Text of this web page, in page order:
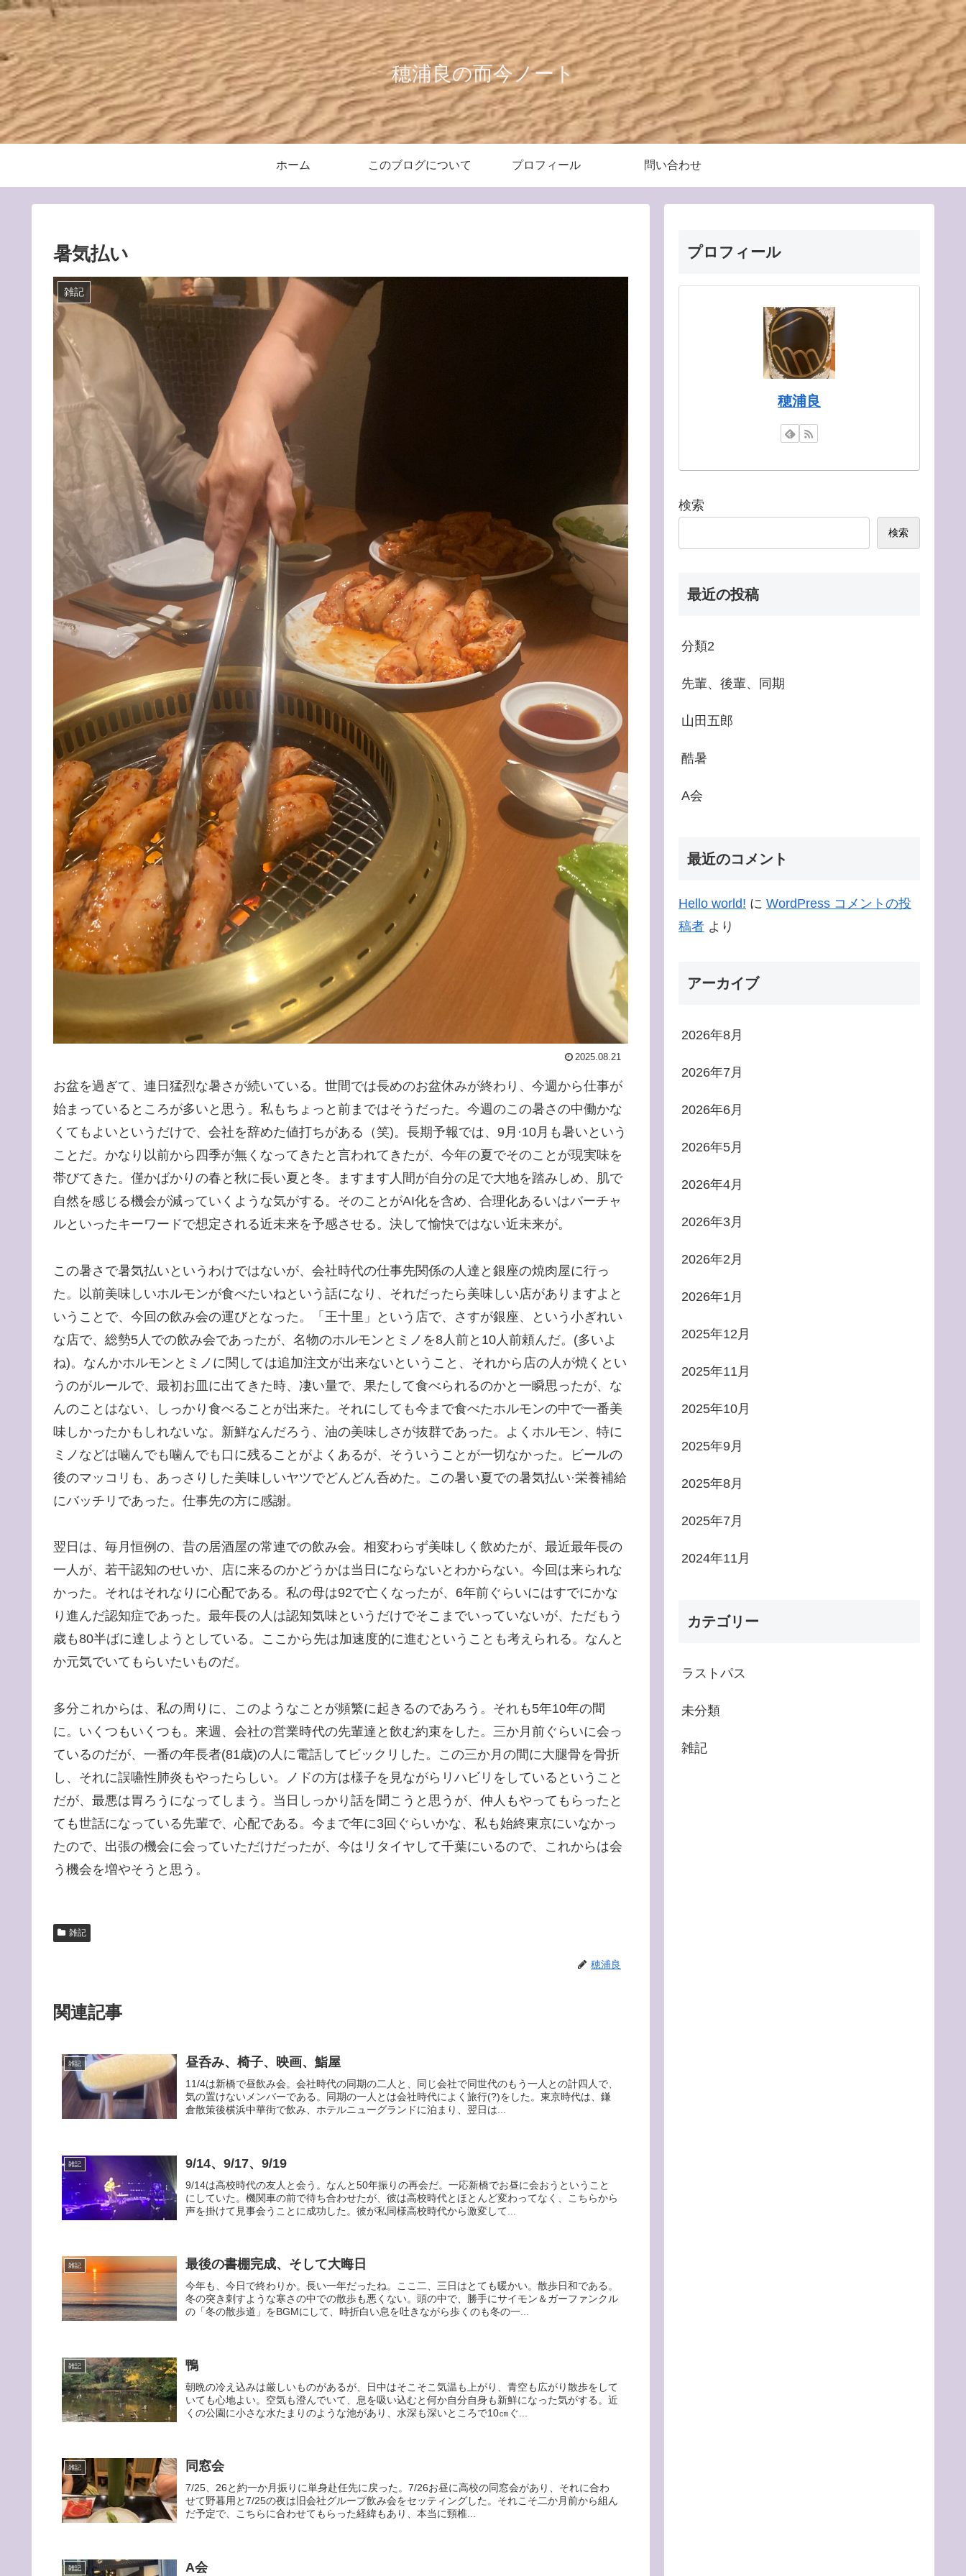
穂浦良の而今ノート
ホーム このブログについて プロフィール 問い合わせ
暑気払い
雑記
2025.08.21
お盆を過ぎて、連日猛烈な暑さが続いている。世間では長めのお盆休みが終わり、今週から仕事が
始まっているところが多いと思う。私もちょっと前まではそうだった。今週のこの暑さの中働かな
くてもよいというだけで、会社を辞めた値打ちがある（笑)。長期予報では、9月·10月も暑いという
ことだ。かなり以前から四季が無くなってきたと言われてきたが、今年の夏でそのことが現実味を
帯びてきた。僅かばかりの春と秋に長い夏と冬。ますます人間が自分の足で大地を踏みしめ、肌で
自然を感じる機会が減っていくような気がする。そのことがAI化を含め、合理化あるいはバーチャ
ルといったキーワードで想定される近未来を予感させる。決して愉快ではない近未来が。
この暑さで暑気払いというわけではないが、会社時代の仕事先関係の人達と銀座の焼肉屋に行っ
た。以前美味しいホルモンが食べたいねという話になり、それだったら美味しい店がありますよと
いうことで、今回の飲み会の運びとなった。「王十里」という店で、さすが銀座、という小ぎれい
な店で、総勢5人での飲み会であったが、名物のホルモンとミノを8人前と10人前頼んだ。(多いよ
ね)。なんかホルモンとミノに関しては追加注文が出来ないということ、それから店の人が焼くとい
うのがルールで、最初お皿に出てきた時、凄い量で、果たして食べられるのかと一瞬思ったが、な
んのことはない、しっかり食べることが出来た。それにしても今まで食べたホルモンの中で一番美
味しかったかもしれないな。新鮮なんだろう、油の美味しさが抜群であった。よくホルモン、特に
ミノなどは噛んでも噛んでも口に残ることがよくあるが、そういうことが一切なかった。ビールの
後のマッコリも、あっさりした美味しいヤツでどんどん呑めた。この暑い夏での暑気払い·栄養補給
にバッチリであった。仕事先の方に感謝。
翌日は、毎月恒例の、昔の居酒屋の常連での飲み会。相変わらず美味しく飲めたが、最近最年長の
一人が、若干認知のせいか、店に来るのかどうかは当日にならないとわからない。今回は来られな
かった。それはそれなりに心配である。私の母は92で亡くなったが、6年前ぐらいにはすでにかな
り進んだ認知症であった。最年長の人は認知気味というだけでそこまでいっていないが、ただもう
歳も80半ばに達しようとしている。ここから先は加速度的に進むということも考えられる。なんと
か元気でいてもらいたいものだ。
多分これからは、私の周りに、このようなことが頻繁に起きるのであろう。それも5年10年の間
に。いくつもいくつも。来週、会社の営業時代の先輩達と飲む約束をした。三か月前ぐらいに会っ
ているのだが、一番の年長者(81歳)の人に電話してビックリした。この三か月の間に大腿骨を骨折
し、それに誤嚥性肺炎もやったらしい。ノドの方は様子を見ながらリハビリをしているということ
だが、最悪は胃ろうになってしまう。当日しっかり話を聞こうと思うが、仲人もやってもらったと
ても世話になっている先輩で、心配である。今まで年に3回ぐらいかな、私も始終東京にいなかっ
たので、出張の機会に会っていただけだったが、今はリタイヤして千葉にいるので、これからは会
う機会を増やそうと思う。
雑記
穂浦良
関連記事
雑記 昼呑み、椅子、映画、鮨屋
11/4は新橋で昼飲み会。会社時代の同期の二人と、同じ会社で同世代のもう一人との計四人で、
気の置けないメンバーである。同期の一人とは会社時代によく旅行(?)をした。東京時代は、鎌
倉散策後横浜中華街で飲み、ホテルニューグランドに泊まり、翌日は...
雑記 9/14、9/17、9/19
9/14は高校時代の友人と会う。なんと50年振りの再会だ。一応新橋でお昼に会おうということ
にしていた。機関車の前で待ち合わせたが、彼は高校時代とほとんど変わってなく、こちらから
声を掛けて見事会うことに成功した。彼が私同様高校時代から激変して...
雑記 最後の書棚完成、そして大晦日
今年も、今日で終わりか。長い一年だったね。ここ二、三日はとても暖かい。散歩日和である。
冬の突き刺すような寒さの中での散歩も悪くない。頭の中で、勝手にサイモン＆ガーファンクル
の「冬の散歩道」をBGMにして、時折白い息を吐きながら歩くのも冬の一...
雑記 鴨
朝晩の冷え込みは厳しいものがあるが、日中はそこそこ気温も上がり、青空も広がり散歩をして
いても心地よい。空気も澄んでいて、息を吸い込むと何か自分自身も新鮮になった気がする。近
くの公園に小さな水たまりのような池があり、水深も深いところで10㎝ぐ...
雑記 同窓会
7/25、26と約一か月振りに単身赴任先に戻った。7/26お昼に高校の同窓会があり、それに合わ
せて野暮用と7/25の夜は旧会社グループ飲み会をセッティングした。それこそ二か月前から組ん
だ予定で、こちらに合わせてもらった経緯もあり、本当に頸椎...
雑記 A会
プロフィール
穂浦良
検索
検索
最近の投稿
分類2
先輩、後輩、同期
山田五郎
酷暑
A会
最近のコメント
Hello world! に WordPress コメントの投
稿者 より
アーカイブ
2026年8月
2026年7月
2026年6月
2026年5月
2026年4月
2026年3月
2026年2月
2026年1月
2025年12月
2025年11月
2025年10月
2025年9月
2025年8月
2025年7月
2024年11月
カテゴリー
ラストパス
未分類
雑記